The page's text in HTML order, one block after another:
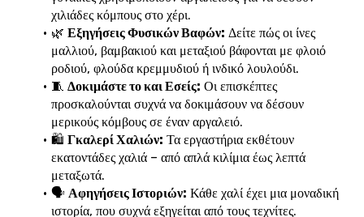
χιλιάδες κόμπους στο χέρι.
🌿 Εξηγήσεις Φυσικών Βαφών: Δείτε πώς οι ίνες
μαλλιού, βαμβακιού και μεταξιού βάφονται με φλοιό
ροδιού, φλούδα κρεμμυδιού ή ινδικό λουλούδι.
🧵 Δοκιμάστε το και Εσείς: Οι επισκέπτες
προσκαλούνται συχνά να δοκιμάσουν να δέσουν
μερικούς κόμβους σε έναν αργαλειό.
🛍️ Γκαλερί Χαλιών: Τα εργαστήρια εκθέτουν
εκατοντάδες χαλιά – από απλά κιλίμια έως λεπτά
μεταξωτά.
🗣️ Αφηγήσεις Ιστοριών: Κάθε χαλί έχει μια μοναδική
ιστορία, που συχνά εξηγείται από τους τεχνίτες.